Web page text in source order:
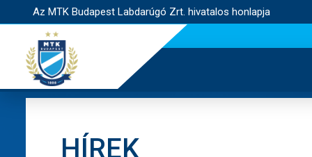
Az MTK Budapest Labdarúgó Zrt. hivatalos honlapja
HÍREK